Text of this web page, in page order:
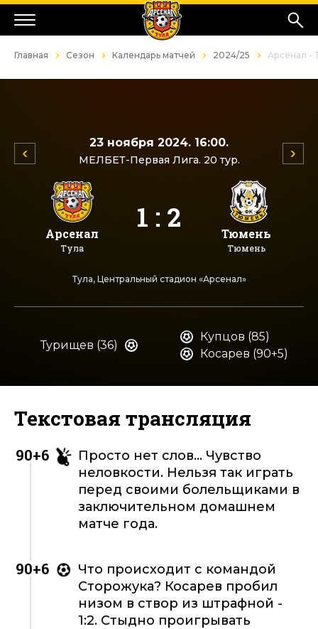
Главная Сезон Календарь матчей 2024/25 Арсенал -
23 ноября 2024. 16:00.
МЕЛБЕТ-Первая Лига. 20 тур.
Арсенал
Тула
1 : 2 Тюмень
Тюмень
Тула, Центральный стадион «Арсенал»
Турищев (36)
Купцов (85)
Косарев (90+5)
Текстовая трансляция
90+6
Просто нет слов... Чувство
неловкости. Нельзя так играть
перед своими болельщиками в
заключительном домашнем
матче года.
90+6
Что происходит с командой
Сторожука? Косарев пробил
низом в створ из штрафной -
1:2. Стыдно проигрывать